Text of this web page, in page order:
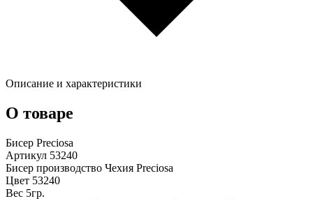
Описание и характеристики
О товаре
Бисер Preciosa
Артикул 53240
Бисер производство Чехия Preciosa
Цвет 53240
Вес 5гр.